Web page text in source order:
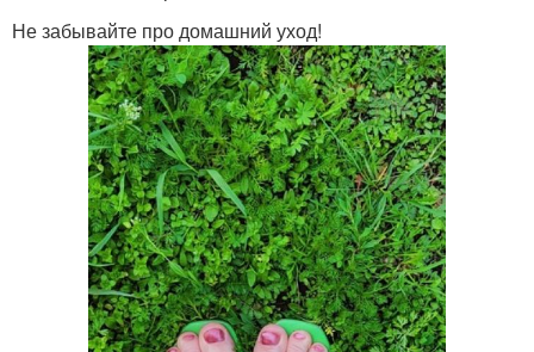
Не забывайте про домашний уход!